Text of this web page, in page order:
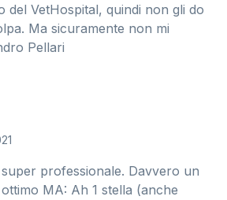
del VetHospital, quindi non gli do
Ma sicuramente non mi
Pellari
professionale. Davvero un
MA: Ah 1 stella (anche